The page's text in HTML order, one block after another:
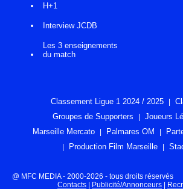
H+1
Interview JCDB
Les 3 enseignements
du match
Classement Ligue 1 2024 / 2025
Groupes de Supporters
Joueurs
Marseille Mercato
Palmares OM
Production Film Marseille
@ MFC MEDIA - 2000-2026 - tous droits réservés
Contacts | Publicité/Annonceurs |